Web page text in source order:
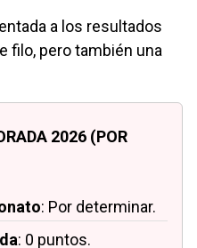
a los resultados
filo, pero también una
2026 (POR
: Por determinar.
: 0 puntos.